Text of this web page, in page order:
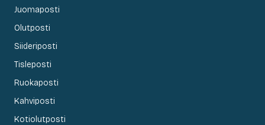
Juomaposti
Olutposti
Siideriposti
Tisleposti
Ruokaposti
Kahviposti
Kotiolutposti